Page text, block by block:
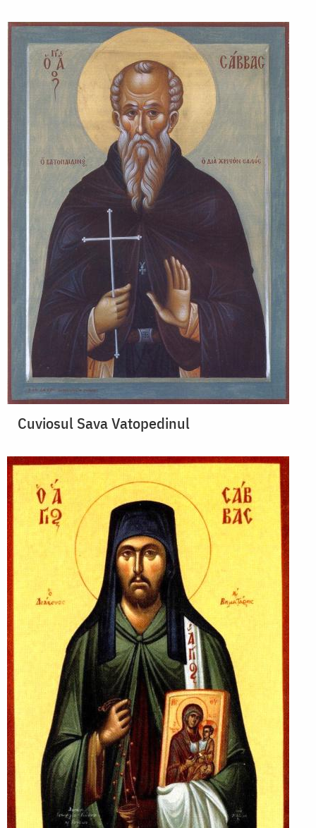
Cuviosul Sava Vatopedinul